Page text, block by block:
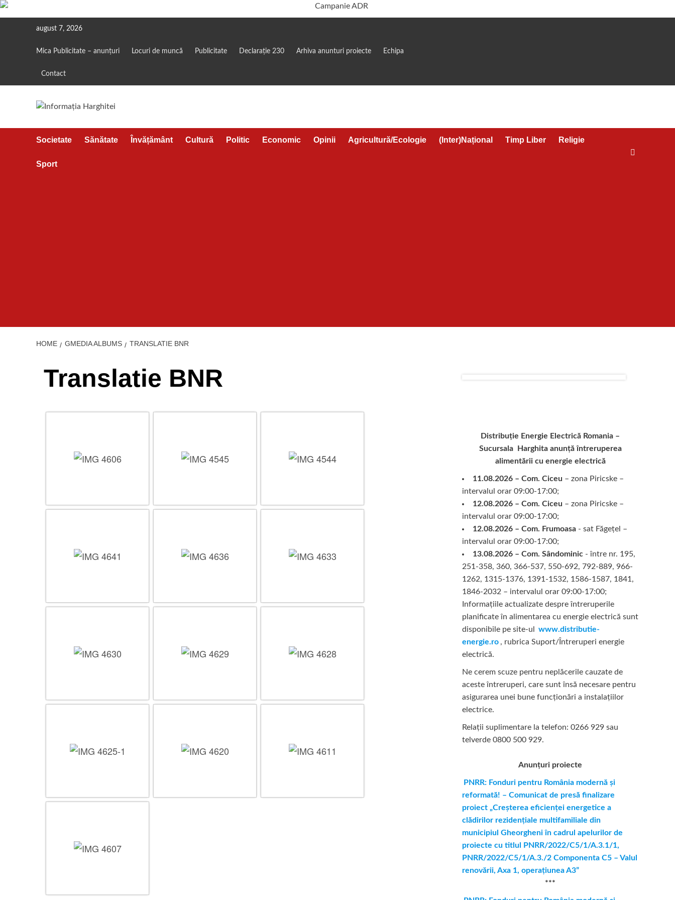
august 7, 2026
Mica Publicitate – anunțuri Locuri de muncă Publicitate Declarație 230 Arhiva anunturi proiecte Echipa
Contact
Societate Sănătate Învățământ Cultură Politic Economic Opinii Agricultură/Ecologie (Inter)Național Timp Liber Religie
Sport
HOME GMEDIA ALBUMS TRANSLATIE BNR
Translatie BNR
Distribuție Energie Electrică Romania –
Sucursala Harghita anunță întreruperea
alimentării cu energie electrică
11.08.2026 – Com. Ciceu – zona Piricske –
intervalul orar 09:00-17:00;
12.08.2026 – Com. Ciceu – zona Piricske –
intervalul orar 09:00-17:00;
12.08.2026 – Com. Frumoasa- sat Făgețel –
intervalul orar 09:00-17:00;
13.08.2026 – Com. Sândominic- între nr. 195,
251-358, 360, 366-537, 550-692, 792-889, 966-
1262, 1315-1376, 1391-1532, 1586-1587, 1841,
1846-2032 – intervalul orar 09:00-17:00;
Informațiile actualizate despre întreruperile
planificate în alimentarea cu energie electrică sunt
disponibile pe site-ul
www.distributie-
energie.ro , rubrica Suport/Întreruperi energie
electrică.
Ne cerem scuze pentru neplăcerile cauzate de
aceste întreruperi, care sunt însă necesare pentru
asigurarea unei bune funcționări a instalațiilor
electrice.
Relații suplimentare la tel efon: 0266 929 sau
telverde 0800 500 929.
Anunțuri proiecte
PNRR: Fonduri pentru România modernă şi
reformată! – Comunicat de presă finalizare
proiect „Creşterea eficienţei energetice a
clădirilor rezidenţiale multifamiliale din
municipiul Gheorgheni în cadrul apelurilor de
proiecte cu titlul PNRR/2022/C5/1/A.3.1/1,
PNRR/2022/C5/1/A.3./2 Componenta C5 – Valul
renovării, Axa 1, operaţiunea A3”
***